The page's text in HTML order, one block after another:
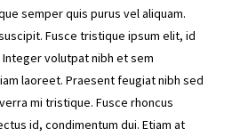
semper quis purus vel aliquam.
Fusce tristique ipsum elit, id
volutpat nibh et sem
laoreet. Praesent feugiat nibh sed
mi tristique. Fusce rhoncus
id, condimentum dui. Etiam at